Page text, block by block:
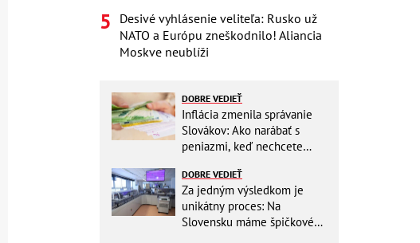
Desivé vyhlásenie veliteľa: Rusko už
NATO a Európu zneškodnilo! Aliancia
Moskve neublíži
DOBRE VEDIEŤ
Inflácia zmenila správanie
Slovákov: Ako narábať s
peniazmi, keď nechcete
DOBRE VEDIEŤ
Za jedným výsledkom je
unikátny proces: Na
Slovensku máme špičkové